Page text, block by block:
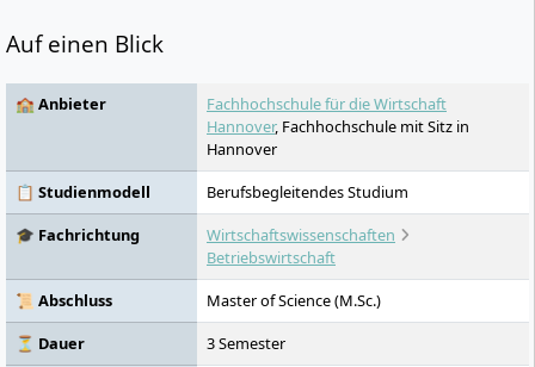
Auf einen Blick
🏫 Anbieter
Fachhochschule für die Wirtschaft
Hannover, Fachhochschule mit Sitz in
Hannover
📋 Studienmodell
Berufsbegleitendes Studium
🎓 Fachrichtung
Wirtschaftswissenschaften
Betriebswirtschaft
📜 Abschluss
Master of Science (M.Sc.)
⏳ Dauer
3 Semester